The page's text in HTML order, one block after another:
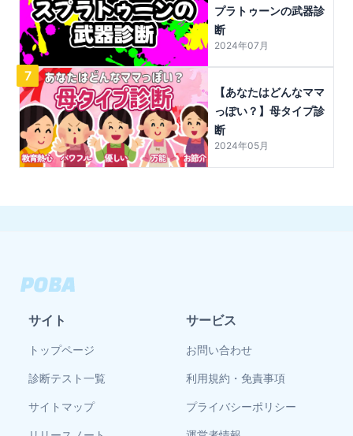
プラトゥーンの武器診
断
2024年07月
7
【あなたはどんなママ
っぽい？】母タイプ診
断
2024年05月
サイト
トップページ
診断テスト一覧
サイトマップ
サービス
お問い合わせ
利用規約・免責事項
プライバシーポリシー